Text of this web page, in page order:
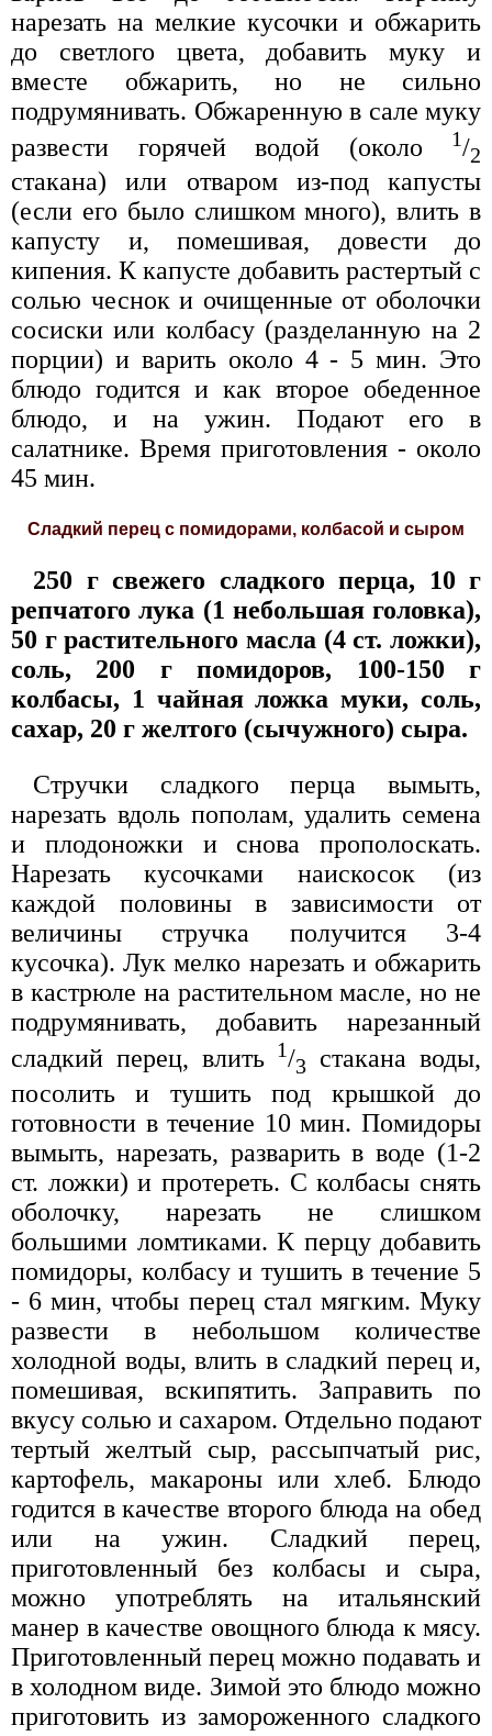
нарезать на мелкие кусочки и обжарить
до светлого цвета, добавить муку и
вместе обжарить, но не сильно
подрумянивать. Обжаренную в сале муку
развести горячей водой (около
1/2
стакана) или отваром из-под капусты
(если его было слишком много), влить в
капусту и, помешивая, довести до
кипения. К капусте добавить растертый с
солью чеснок и очищенные от оболочки
сосиски или колбасу (разделанную на 2
порции) и варить около 4 - 5 мин. Это
блюдо годится и как второе обеденное
блюдо, и на ужин. Подают его в
салатнике. Время приготовления - около
45 мин.
Сладкий перец с помидорами, колбасой и сыром
250 г свежего сладкого перца, 10 г
репчатого лука (1 небольшая головка),
50 г растительного масла (4 ст. ложки),
соль, 200 г помидоров, 100-150 г
колбасы, 1 чайная ложка муки, соль,
сахар, 20 г желтого (сычужного) сыра.
Стручки сладкого перца вымыть,
нарезать вдоль пополам, удалить семена
и плодоножки и снова прополоскать.
Нарезать кусочками наискосок (из
каждой половины в зависимости от
величины стручка получится 3-4
кусочка). Лук мелко нарезать и обжарить
в кастрюле на растительном масле, но не
подрумянивать, добавить нарезанный
сладкий перец, влить 1/3 стакана воды,
посолить и тушить под крышкой до
готовности в течение 10 мин. Помидоры
вымыть, нарезать, разварить в воде (1-2
ст. ложки) и протереть. С колбасы снять
оболочку, нарезать не слишком
большими ломтиками. К перцу добавить
помидоры, колбасу и тушить в течение 5
- 6 мин, чтобы перец стал мягким. Муку
развести в небольшом количестве
холодной воды, влить в сладкий перец и,
помешивая, вскипятить. Заправить по
вкусу солью и сахаром. Отдельно подают
тертый желтый сыр, рассыпчатый рис,
картофель, макароны или хлеб. Блюдо
годится в качестве второго блюда на обед
или на ужин. Сладкий перец,
приготовленный без колбасы и сыра,
можно употреблять на итальянский
манер в качестве овощного блюда к мясу.
Приготовленный перец можно подавать и
в холодном виде. Зимой это блюдо можно
приготовить из замороженного сладкого